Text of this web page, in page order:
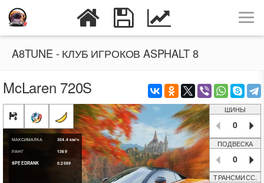
A8TUNE - КЛУБ ИГРОКОВ ASPHALT 8
McLaren 720S
МАКСИМАЛКА 354.4км/ч
РАНГ
1369
SPEEDRANK
0.2589
ШИНЫ
0
ПОДВЕСКА
0
ТРАНСМИСС.